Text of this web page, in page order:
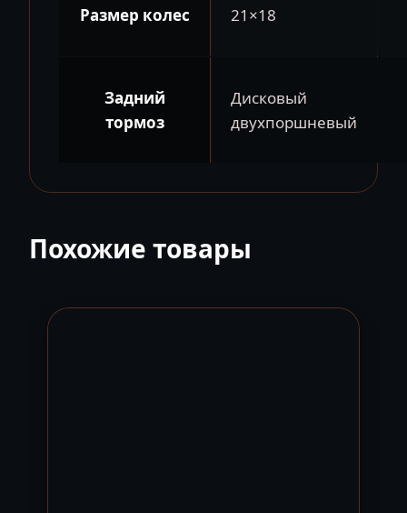
Размер колес 21×18
Задний
тормоз
Дисковый
двухпоршневый
Похожие товары